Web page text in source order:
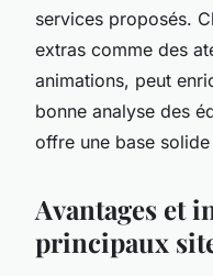
services proposés.
extras comme des
animations, peut
bonne analyse des
offre une base
Avantages et
principaux